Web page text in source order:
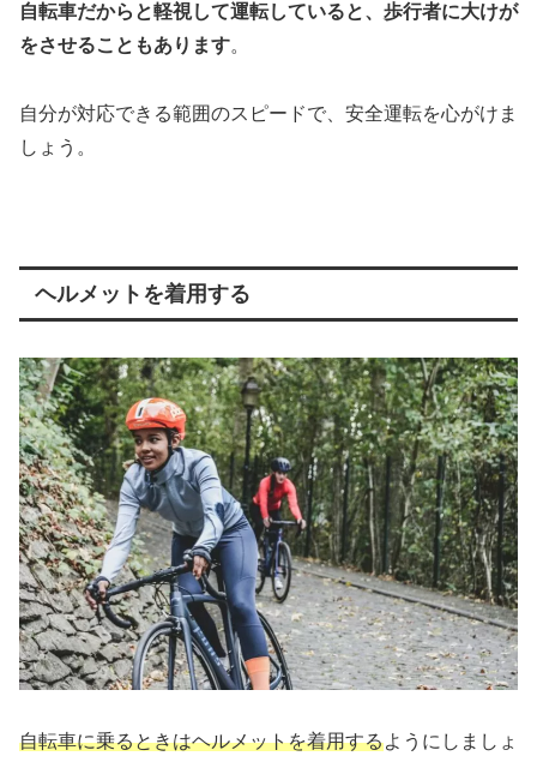
自転車だからと軽視して運転していると、歩行者に大けが
をさせることもあります。
自分が対応できる範囲のスピードで、安全運転を心がけま
しょう。
ヘルメットを着用する
自転車に乗るときはヘルメットを着用するようにしましょ